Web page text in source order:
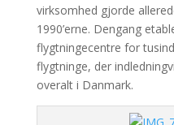
virksomhed gjorde
1990’erne. Dengang
flygtningecentre for
flygtninge, der
overalt i Danmark.